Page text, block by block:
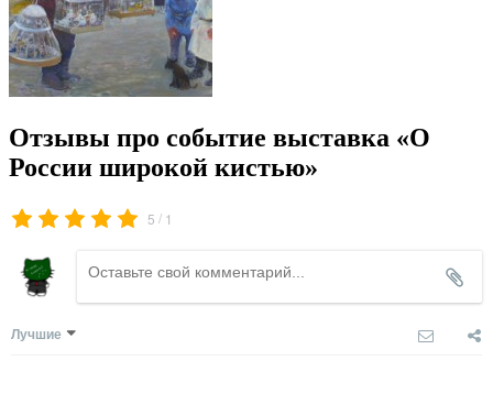
Отзывы про событие выставка «О
России широкой кистью»
5 / 1
Лучшие